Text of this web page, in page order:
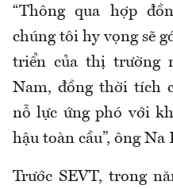
“Thông qua hợp
chúng tôi hy vọng sẽ
triển của thị trường
Nam, đồng thời tích
nỗ lực ứng phó với
hậu toàn cầu”, ông
Trước SEVT, trong